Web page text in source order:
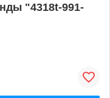
"4318t-991-